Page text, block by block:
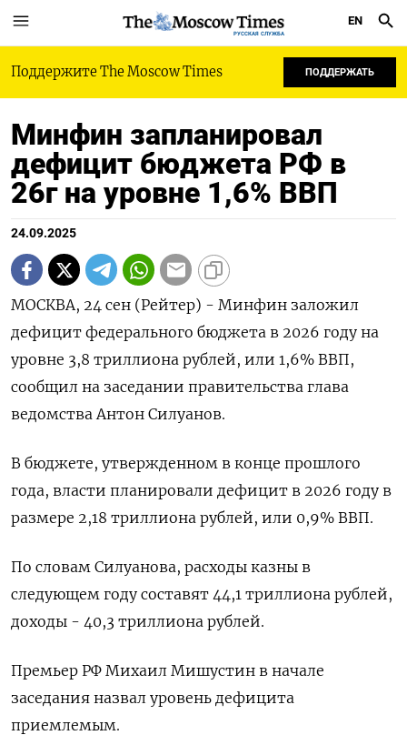
РУССКАЯ СЛУЖБА
EN
Поддержите The Moscow Times ПОДДЕРЖАТЬ
Минфин запланировал
дефицит бюджета РФ в
26г на уровне 1,6% ВВП
24.09.2025
МОСКВА, 24 сен (Рейтер) - Минфин заложил
дефицит федерального бюджета в 2026 году на
уровне 3,8 триллиона рублей, или 1,6% ВВП,
сообщил на заседании правительства глава
ведомства Антон Силуанов.
В бюджете, утвержденном в конце прошлого
года, власти планировали дефицит в 2026 году в
размере 2,18 триллиона рублей, или 0,9% ВВП.
По словам Силуанова, расходы казны в
следующем году составят 44,1 триллиона рублей,
доходы - 40,3 триллиона рублей.
Премьер РФ Михаил Мишустин в начале
заседания назвал уровень дефицита
приемлемым.